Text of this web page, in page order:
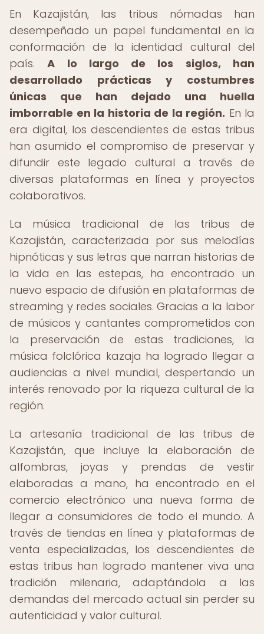
En Kazajistán, las tribus nómadas han
desempeñado un papel fundamental en la
conformación de la identidad cultural del
país.A lo largo de los siglos, han
desarrollado prácticas y costumbres
únicas que han dejado una huella
imborrable en la historia de la región. En la
era digital, los descendientes de estas tribus
han asumido el compromiso de preservar y
difundir este legado cultural a través de
diversas plataformas en línea y proyectos
colaborativos.
La música tradicional de las tribus de
Kazajistán, caracterizada por sus melodías
hipnóticas y sus letras que narran historias de
la vida en las estepas, ha encontrado un
nuevo espacio de difusión en plataformas de
streaming y redes sociales. Gracias a la labor
de músicos y cantantes comprometidos con
la preservación de estas tradiciones, la
música folclórica kazaja ha logrado llegar a
audiencias a nivel mundial, despertando un
interés renovado por la riqueza cultural de la
región.
La artesanía tradicional de las tribus de
Kazajistán, que incluye la elaboración de
alfombras, joyas y prendas de vestir
elaboradas a mano, ha encontrado en el
comercio electrónico una nueva forma de
llegar a consumidores de todo el mundo. A
través de tiendas en línea y plataformas de
venta especializadas, los descendientes de
estas tribus han logrado mantener viva una
tradición milenaria, adaptándola a las
demandas del mercado actual sin perder su
autenticidad y valor cultural.